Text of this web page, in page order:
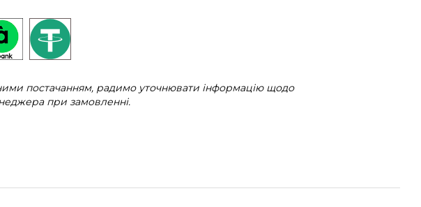
постачанням, радимо уточнювати інформацію щодо
при замовленні.